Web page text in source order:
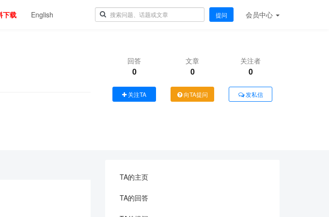
下载 English 提问 会员中心
回答
0
文章
0
关注者
0
关注TA 向TA提问 发私信
TA的主页
TA的回答